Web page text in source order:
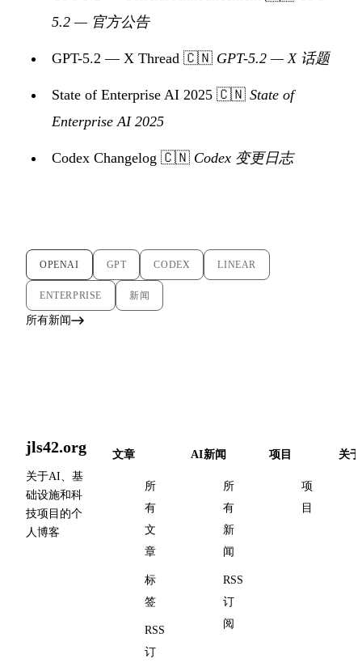
5.2 — 官方公告
GPT-5.2 — X Thread 🇨🇳 GPT-5.2 — X 话题
State of Enterprise AI 2025 🇨🇳 State of
Enterprise AI 2025
Codex Changelog 🇨🇳 Codex 变更日志
OPENAI GPT CODEX LINEAR
ENTERPRISE 新闻
所有新闻
jls42.org
关于AI、基
础设施和科
技项目的个
人博客
文章
所
有
文
章
标
签
RSS
订
AI新闻
所
有
新
闻
RSS
订
阅
项目
项
目
关于